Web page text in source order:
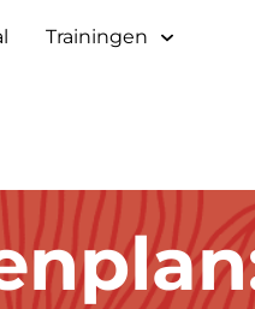
Trainingen